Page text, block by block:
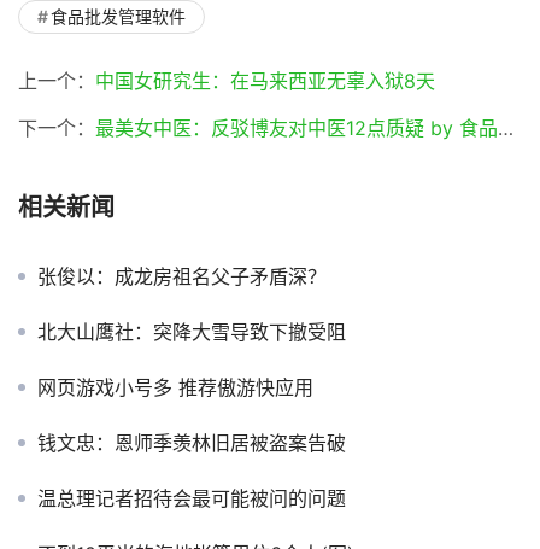
食品批发管理软件
上一个： 中国女研究生：在马来西亚无辜入狱8天
下一个： 最美女中医：反驳博友对中医12点质疑 by 食品批发软件
相关新闻
张俊以：成龙房祖名父子矛盾深？
北大山鹰社：突降大雪导致下撤受阻
网页游戏小号多 推荐傲游快应用
钱文忠：恩师季羡林旧居被盗案告破
温总理记者招待会最可能被问的问题